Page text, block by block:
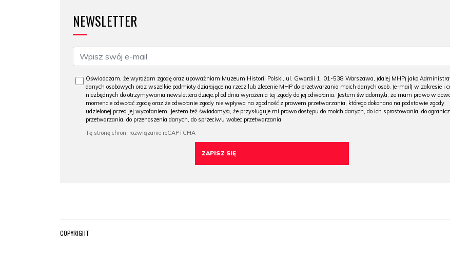
NEWSLETTER
Oświadczam, że wyrażam zgodę oraz upoważniam Muzeum Historii Polski, ul. Gwardii 1, 01-538 Warszawa, (dalej MHP) jako
danych osobowych oraz wszelkie podmioty działające na rzecz lub zlecenie MHP do przetwarzania moich danych osob. (e-mail) w zakresie i
niezbędnych do otrzymywania newslettera dzieje.pl od dnia wyrażenia tej zgody do jej odwołania. Jestem świadomy/a, że mam prawo w
momencie odwołać zgodę oraz że odwołanie zgody nie wpływa na zgodność z prawem przetwarzania, którego dokonano na podstawie zgody
udzielonej przed jej wycofaniem. Jestem też świadomy/a, że przysługuje mi prawo dostępu do moich danych, do ich sprostowania, do
przetwarzania, do przenoszenia danych, do sprzeciwu wobec przetwarzania.
COPYRIGHT